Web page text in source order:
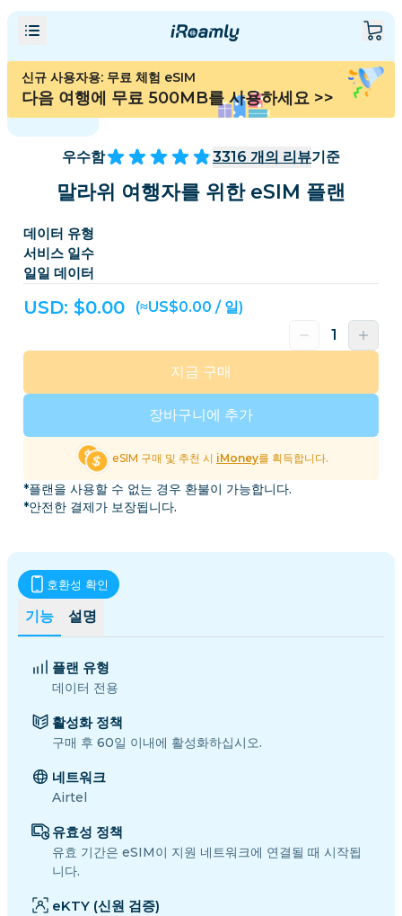
신규 사용자용: 무료 체험 eSIM
다음 여행에 무료 500MB를 사용하세요 >>
우수함 3316 개의 리뷰기준
말라위 여행자를 위한 eSIM 플랜
데이터 유형
서비스 일수
일일 데이터
USD: $0.00 (≈US$0.00 / 일)
장바구니에 추가
지금 구매
eSIM 구매 및 추천 시 iMoney를 획득합니다.
*플랜을 사용할 수 없는 경우 환불이 가능합니다.
*안전한 결제가 보장됩니다.
기능 설명
호환성 확인
플랜 유형
데이터 전용
활성화 정책
구매 후 60일 이내에 활성화하십시오.
네트워크
Airtel
유효성 정책
유효 기간은 eSIM이 지원 네트워크에 연결될 때 시작됩
니다.
eKTY (신원 검증)